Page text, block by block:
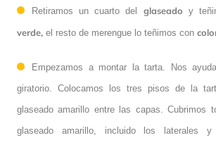
Retiramos un cuarto del glaseado y
verde, el resto de merengue lo teñimos con
Empezamos a montar la tarta. Nos
giratorio. Colocamos los tres pisos de la
glaseado amarillo entre las capas. Cubrimos
glaseado amarillo, incluido los laterales y